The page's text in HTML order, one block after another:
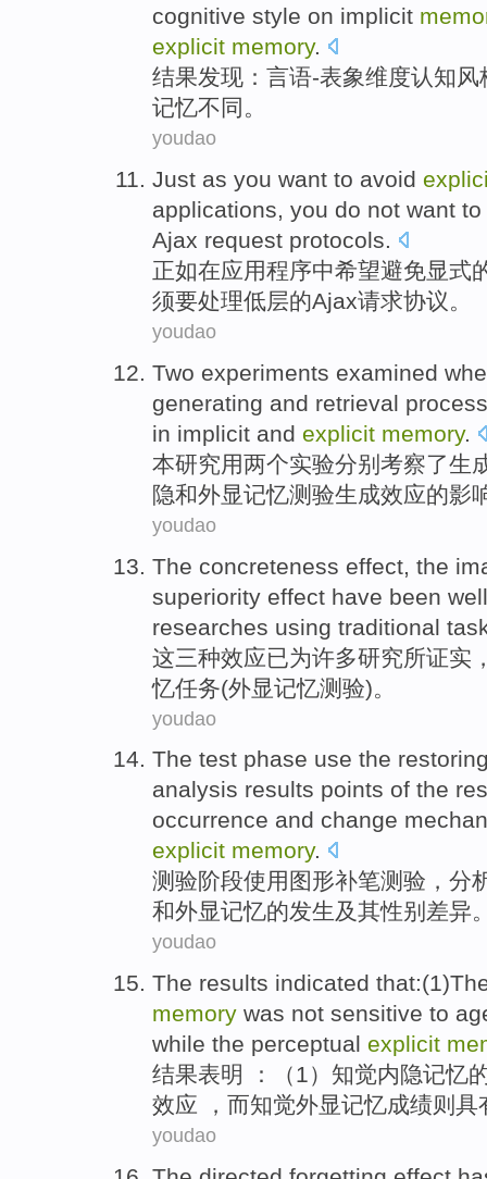
cognitive style on implicit
explicit memory.
结果发现 ：言语-表象维度认知 风
记忆不同 。
youdao
Just as you want to avoid
applications, you do not want
Ajax request protocols.
正如在应用程序中希望避免显式
须要处理低层的Ajax请求协议。
youdao
Two experiments examined
generating and retrieval process
in implicit and explicit memory.
本研究用两个实验分别考察了生
隐和外显记忆测验生成效应的影
youdao
The concreteness effect , the
superiority effect have been
researches using traditional
这三种效应已为许多研究所证实
忆任务(外显记忆测验)。
youdao
The test phase use the
analysis results points of the
occurrence and change
explicit memory.
测验阶段使用 图形补笔测验 ， 分
和外显记忆的发生及其性别差异
youdao
The results indicated that:(1)
memory was not sensitive to
while the perceptual explicit
结果表明 ：（1） 知觉内隐记忆
效应 ， 而知觉外显记忆成绩则具
youdao